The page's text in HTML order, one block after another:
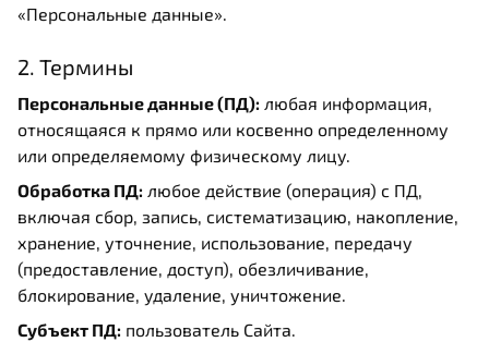
«Персональные данные».
2. Термины
Персональные данные (ПД): любая информация,
относящаяся к прямо или косвенно определенному
или определяемому физическому лицу.
Обработка ПД: любое действие (операция) с ПД,
включая сбор, запись, систематизацию, накопление,
хранение, уточнение, использование, передачу
(предоставление, доступ), обезличивание,
блокирование, удаление, уничтожение.
Субъект ПД: пользователь Сайта.